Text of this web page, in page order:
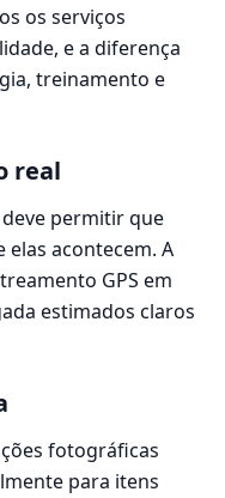
os serviços
e a diferença
treinamento e
real
permitir que
acontecem. A
GPS em
estimados claros
fotográficas
para itens